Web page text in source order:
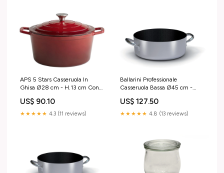
APS 5 Stars Casseruola In
Ghisa Ø28 cm - H.13 cm Con
6 L, Colore Rosso Akij Ceramics
Limited
US$ 90.10
★★★★★ 4.3 (11 reviews)
Ballarini Professionale
Casseruola Bassa Ø45 cm -
Antiaderente Kerastone Profi
Bormioli Rocco
US$ 127.50
★★★★★ 4.8 (13 reviews)